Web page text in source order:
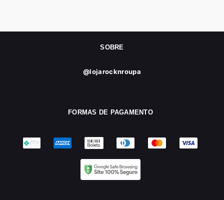
SOBRE
@lojarocknroupa
FORMAS DE PAGAMENTO